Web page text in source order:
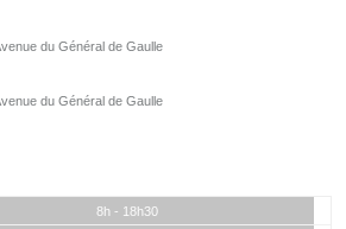
du Général de Gaulle
du Général de Gaulle
8h - 18h30